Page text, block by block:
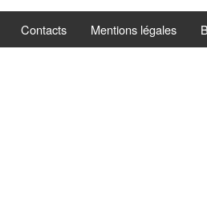
Contacts Mentions légales